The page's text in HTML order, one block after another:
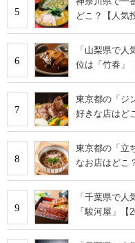
5
どこ？【人気
6
「山梨県で
位は「竹春」
7
東京都の「ジ
好きな店はど
8
東京都の「立
なお店はどこ
9
「千葉県で
「駿河屋」【